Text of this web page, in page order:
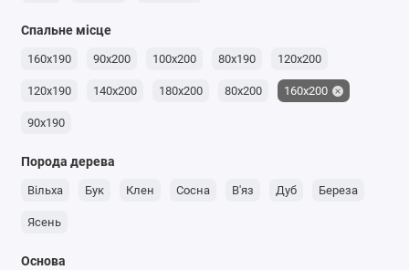
Спальне місце
160x190 90x200 100x200 80x190 120x200
120x190 140x200 180x200 80x200 160x200
90x190
Порода дерева
Вільха Бук Клен Сосна В'яз Дуб Береза
Ясень
Основа